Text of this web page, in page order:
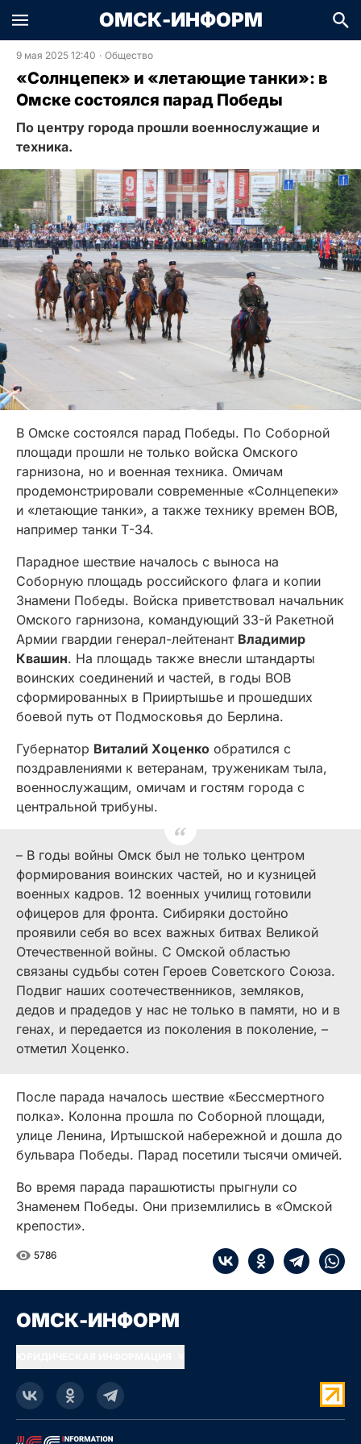
ОМСК-ИНФОРМ
9 мая 2025 12:40 · Общество
«Солнцепек» и «летающие танки»: в
Омске состоялся парад Победы
По центру города прошли военнослужащие и
техника.
В Омске состоялся парад Победы. По Соборной
площади прошли не только войска Омского
гарнизона, но и военная техника. Омичам
продемонстрировали современные «Солнцепеки»
и «летающие танки», а также технику времен ВОВ,
например танки Т-34.
Парадное шествие началось с выноса на
Соборную площадь российского флага и копии
Знамени Победы. Войска приветствовал начальник
Омского гарнизона, командующий 33-й Ракетной
Армии гвардии генерал-лейтенант Владимир
Квашин. На площадь также внесли штандарты
воинских соединений и частей, в годы ВОВ
сформированных в Прииртышье и прошедших
боевой путь от Подмосковья до Берлина.
Губернатор Виталий Хоценко обратился с
поздравлениями к ветеранам, труженикам тыла,
военнослужащим, омичам и гостям города с
центральной трибуны.
– В годы войны Омск был не только центром
формирования воинских частей, но и кузницей
военных кадров. 12 военных училищ готовили
офицеров для фронта. Сибиряки достойно
проявили себя во всех важных битвах Великой
Отечественной войны. С Омской областью
связаны судьбы сотен Героев Советского Союза.
Подвиг наших соотечественников, земляков,
дедов и прадедов у нас не только в памяти, но и в
генах, и передается из поколения в поколение, –
отметил Хоценко.
После парада началось шествие «Бессмертного
полка». Колонна прошла по Соборной площади,
улице Ленина, Иртышской набережной и дошла до
бульвара Победы. Парад посетили тысячи омичей.
Во время парада парашютисты прыгнули со
Знаменем Победы. Они приземлились в «Омской
крепости».
5786
ОМСК-ИНФОРМ